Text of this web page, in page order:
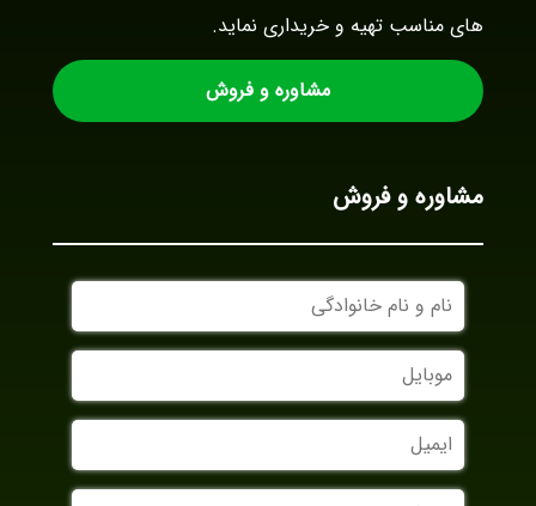
های مناسب تهیه و خریداری نماید.
مشاوره و فروش
مشاوره و فروش
نام
و
نام
خانوادگی
موبایل
ایمیل